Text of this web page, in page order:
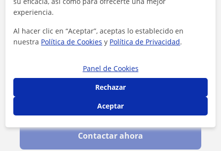
Al hacer clic, aceptas nuestroaviso legal
Contactar ahora
experiencia.
Al hacer clic en “Aceptar”, aceptas lo establecido en
nuestra Política de Cookies y Política de Privacidad.
Panel de Cookies
Rechazar
Aceptar